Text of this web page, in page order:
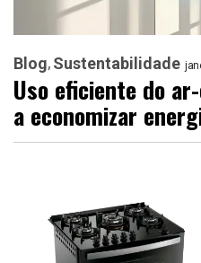
Blog Sustentabilidade
Uso eficiente do
a economizar